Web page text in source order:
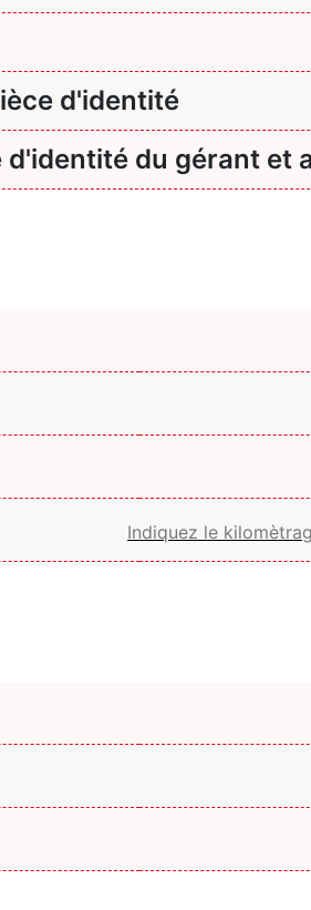
d'identité
d'identité du gérant et